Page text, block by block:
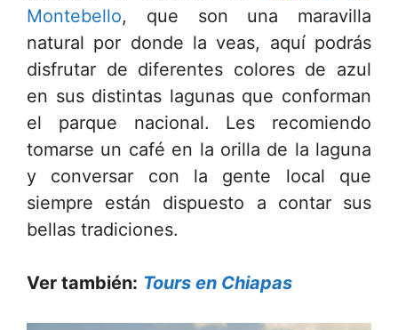
Montebello, que son una maravilla
natural por donde la veas, aquí podrás
disfrutar de diferentes colores de azul
en sus distintas lagunas que conforman
el parque nacional. Les recomiendo
tomarse un café en la orilla de la laguna
y conversar con la gente local que
siempre están dispuesto a contar sus
bellas tradiciones.
Ver también: Tours en Chiapas